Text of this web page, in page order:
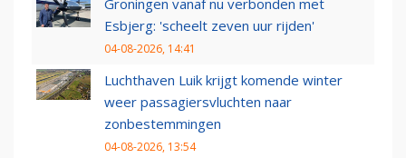
Groningen vanaf nu verbonden met
Esbjerg: 'scheelt zeven uur rijden'
04-08-2026, 14:41
Luchthaven Luik krijgt komende winter
weer passagiersvluchten naar
zonbestemmingen
04-08-2026, 13:54